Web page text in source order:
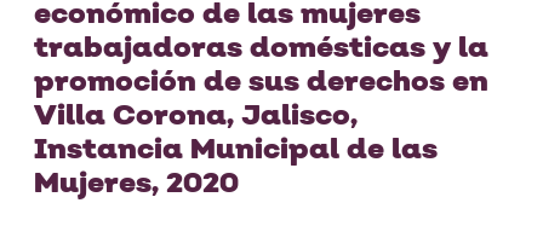
económico de las mujeres
trabajadoras domésticas y la
promoción de sus derechos en
Villa Corona, Jalisco,
Instancia Municipal de las
Mujeres, 2020